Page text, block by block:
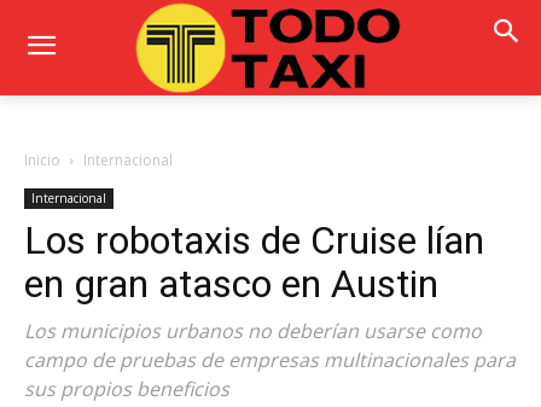
Inicio Internacional
Internacional
Los robotaxis de Cruise lían
en gran atasco en Austin
Los municipios urbanos no deberían usarse como
campo de pruebas de empresas multinacionales para
sus propios beneficios